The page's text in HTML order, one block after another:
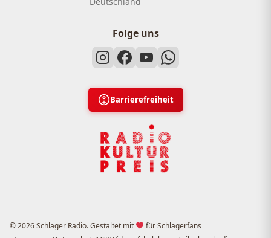
Folge uns
Barrierefreiheit
© 2026 Schlager Radio. Gestaltet mit
für Schlagerfans